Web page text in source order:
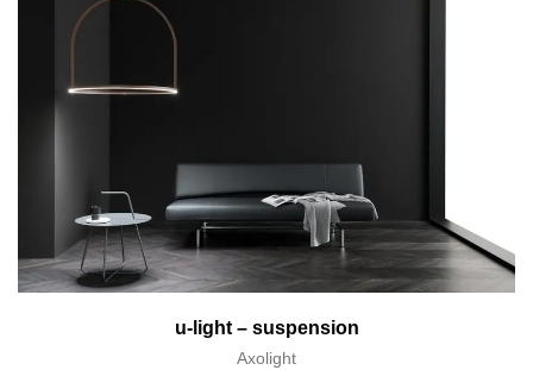
u-light – suspension
Axolight